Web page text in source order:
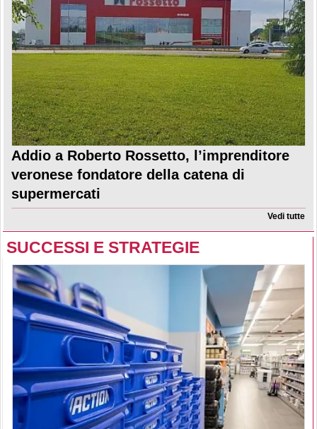
Addio a Roberto Rossetto, l’imprenditore
veronese fondatore della catena di
supermercati
Vedi tutte
SUCCESSI E STRATEGIE